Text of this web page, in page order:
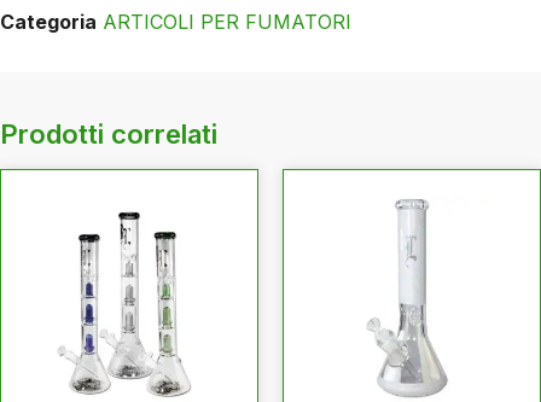
Categoria ARTICOLI PER FUMATORI
Prodotti correlati